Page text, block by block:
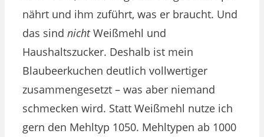
nährt und ihm zuführt, was er braucht. Und
das sind nichtWeißmehl und
Haushaltszucker. Deshalb ist mein
Blaubeerkuchen deutlich vollwertiger
zusammengesetzt – was aber niemand
schmecken wird. Statt Weißmehl nutze ich
gern den Mehltyp 1050. Mehltypen ab 1000